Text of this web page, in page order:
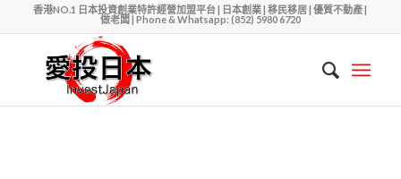
香港NO.1 日本投資創業特許經營加盟平台 | 日本創業 | 移民移居 | 優質不動產 |
做老闆 | Phone & Whatsapp: (852) 5980 6720